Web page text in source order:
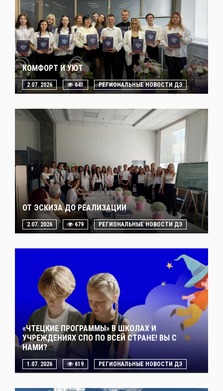
КОМФОРТ И УЮТ
2.07. 2026 641 РЕГИОНАЛЬНЫЕ НОВОСТИ ДЭ
ОТ ЭСКИЗА ДО РЕАЛИЗАЦИИ
2.07. 2026 679 РЕГИОНАЛЬНЫЕ НОВОСТИ ДЭ
«ЧТЕЦКИЕ ПРОГРАММЫ» В ШКОЛАХ И
УЧРЕЖДЕНИЯХ СПО ПО ВСЕЙ СТРАНЕ! ВЫ С
НАМИ?
1.07. 2026 619 РЕГИОНАЛЬНЫЕ НОВОСТИ ДЭ